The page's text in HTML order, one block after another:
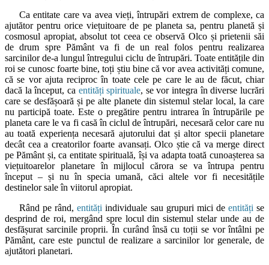
Ca entitate care va avea vieți, întrupări extrem de complexe, ca
ajutător pentru orice viețuitoare de pe planeta sa, pentru planetă și
cosmosul apropiat, absolut tot ceea ce observă Olco și prietenii săi
de drum spre Pământ va fi de un real folos pentru realizarea
sarcinilor de-a lungul întregului ciclu de întrupări. Toate entitățile din
roi se cunosc foarte bine, toți știu bine că vor avea activități comune,
că se vor ajuta reciproc în toate cele pe care le au de făcut, chiar
dacă la început, ca entități spirituale, se vor integra în diverse lucrări
care se desfășoară și pe alte planete din sistemul stelar local, la care
nu participă toate. Este o pregătire pentru intrarea în întrupările pe
planeta care le va fi casă în ciclul de întrupări, necesară celor care nu
au toată experiența necesară ajutorului dat și altor specii planetare
decât cea a creatorilor foarte avansați. Olco știe că va merge direct
pe Pământ și, ca entitate spirituală, își va adapta toată cunoașterea sa
viețuitoarelor planetare în mijlocul cărora se va întrupa pentru
început – și nu în specia umană, căci altele vor fi necesitățile
destinelor sale în viitorul apropiat.
Rând pe rând,entități individuale sau grupuri mici de entități se
desprind de roi, mergând spre locul din sistemul stelar unde au de
desfășurat sarcinile proprii. În curând însă cu toții se vor întâlni pe
Pământ, care este punctul de realizare a sarcinilor lor generale, de
ajutători planetari.